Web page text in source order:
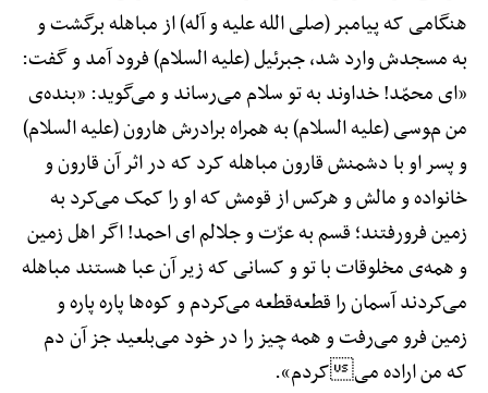
هنگامی که پیامبر (صلی الله علیه و آله) از مباهله برگشت و
به مسجدش وارد شد، جبرئیل (علیه السلام) فرود آمد و گفت:
«ای محمّد! خداوند به تو سلام می‌رساند و می‌گوید: «بنده‌ی
من موسی (علیه السلام) به همراه برادرش هارون (علیه السلام)
و پسر او با دشمنش قارون مباهله کرد که در اثر آن قارون و
خانواده و مالش و هرکس از قومش که او را کمک می‌کرد به
زمین فرورفتند؛ قسم به عزّت و جلالم ای احمد! اگر اهل زمین
و همه‌ی مخلوقات با تو و کسانی که زیر آن عبا هستند مباهله
می‌کردند آسمان را قطعه‌قطعه می‌کردم و کوه‌ها پاره پاره و
زمین فرو می‌رفت و همه چیز را در خود می‌بلعید جز آن دم
که من اراده میکردم».